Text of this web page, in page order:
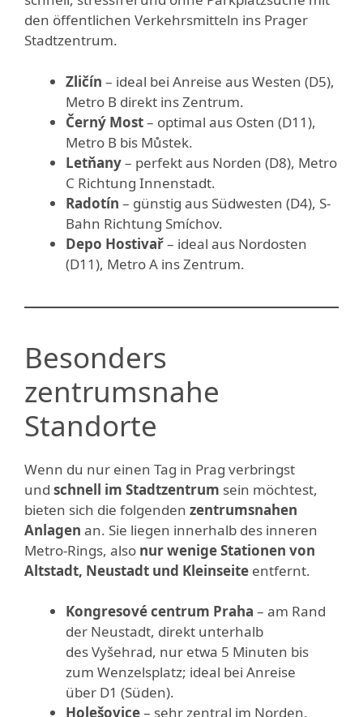
den öffentlichen Verkehrsmitteln ins Prager
Stadtzentrum.
Zličín – ideal bei Anreise aus Westen (D5),
Metro B direkt ins Zentrum.
Černý Most– optimal aus Osten (D11),
Metro B bis Můstek.
Letňany– perfekt aus Norden (D8), Metro
C Richtung Innenstadt.
Radotín – günstig aus Südwesten (D4), S-
Bahn Richtung Smíchov.
Depo Hostivař– ideal aus Nordosten
(D11), Metro A ins Zentrum.
Besonders
zentrumsnahe
Standorte
Wenn du nur einen Tag in Prag verbringst
und schnell im Stadtzentrum sein möchtest,
bieten sich die folgenden zentrumsnahen
Anlagen an. Sie liegen innerhalb des inneren
Metro-Rings, also nur wenige Stationen von
Altstadt, Neustadt und Kleinseite entfernt.
Kongresové centrum Praha – am Rand
der Neustadt, direkt unterhalb
des Vyšehrad, nur etwa 5 Minuten bis
zum Wenzelsplatz; ideal bei Anreise
über D1 (Süden).
Holešovice– sehr zentral im Norden,